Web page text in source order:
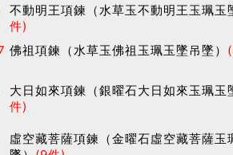
不動明王項鍊（水草玉不動明王玉珮玉
件)
佛祖項鍊（水草玉佛祖玉珮玉墜吊墜）
大日如來項鍊（銀曜石大日如來玉珮玉
件)
虛空藏菩薩項鍊（金曜石虛空藏菩薩玉